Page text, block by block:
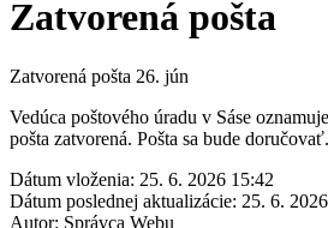
Zatvorená pošta
Zatvorená pošta 26. jún
Vedúca poštového úradu v Sáse
pošta zatvorená. Pošta sa bude doručovať.
Dátum vloženia: 25. 6. 2026 15:42
Dátum poslednej aktualizácie: 25. 6.
Autor: Správca Webu